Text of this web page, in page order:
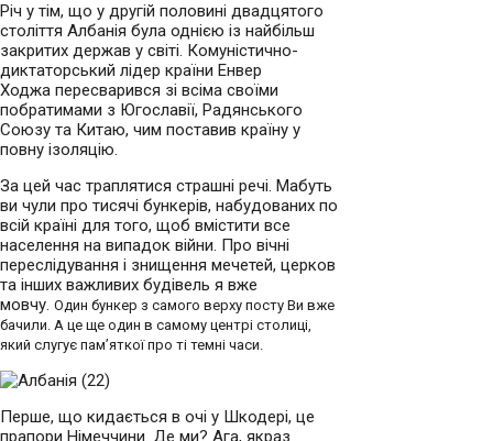
Річ у тім, що у другій половині двадцятого
століття Албанія була однією із найбільш
закритих держав у світі. Комуністично-
диктаторський лідер країни Енвер
Ходжа пересварився зі всіма своїми
побратимами з Югославії, Радянського
Союзу та Китаю, чим поставив країну у
повну ізоляцію.
За цей час траплятися страшні речі. Мабуть
ви чули про тисячі бункерів, набудованих по
всій країні для того, щоб вмістити все
населення на випадок війни. Про вічні
переслідування і знищення мечетей, церков
та інших важливих будівель я вже
мовчу. Один бункер з самого верху посту Ви вже
бачили. А це ще один в самому центрі столиці,
який слугує пам’яткої про ті темні часи.
Перше, що кидається в очі у Шкодері, це